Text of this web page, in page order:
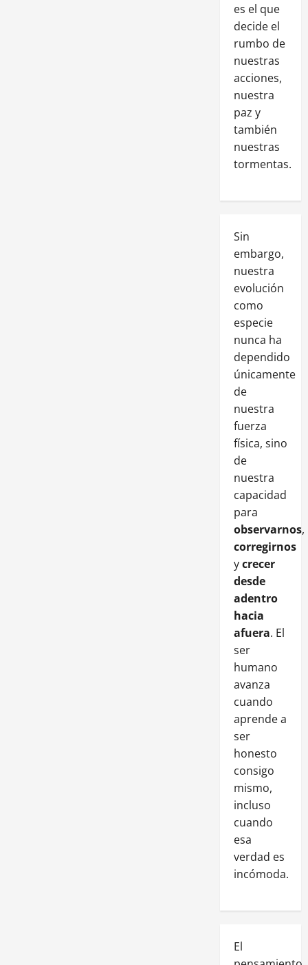
es el que
decide el
rumbo de
nuestras
acciones,
nuestra
paz y
también
nuestras
tormentas.
Sin
embargo,
nuestra
evolución
como
especie
nunca ha
dependido
únicamente
de
nuestra
fuerza
física, sino
de
nuestra
capacidad
para
observarnos,
corregirnos
ycrecer
desde
adentro
hacia
afuera. El
ser
humano
avanza
cuando
aprende a
ser
honesto
consigo
mismo,
incluso
cuando
esa
verdad es
incómoda.
El